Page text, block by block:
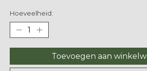
Hoeveelheid:
Toevoegen aan